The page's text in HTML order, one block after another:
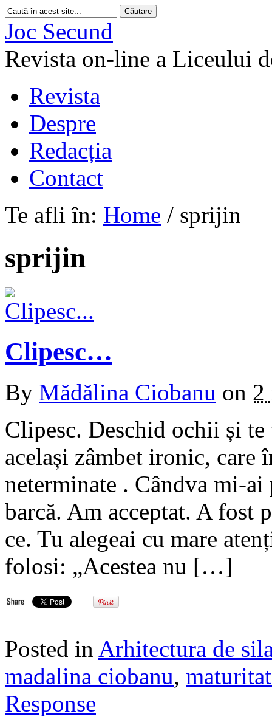
Joc Secund
Revista on-line a Liceului
Revista
Despre
Redacția
Contact
Te afli în: Home / sprijin
sprijin
Clipesc…
By Mădălina Ciobanu on 2
Clipesc. Deschid ochii și
același zâmbet ironic, care
neterminate . Cândva mi-
barcă. Am acceptat. A fost
ce. Tu alegeai cu mare
folosi: „Acestea nu […]
Posted in Arhitectura de
madalina ciobanu,
Response